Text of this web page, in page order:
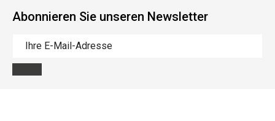
Abonnieren Sie unseren Newsletter